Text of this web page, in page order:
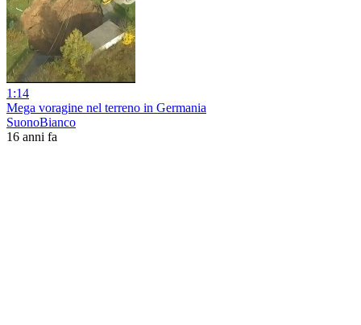
1:14
Mega voragine nel terreno in Germania
SuonoBianco
16 anni fa